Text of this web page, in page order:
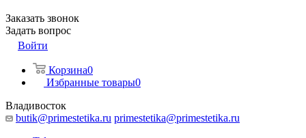
Заказать звонок
Задать вопрос
Войти
Корзина0
Избранные товары0
Владивосток
butik@primestetika.ru primestetika@primestetika.ru